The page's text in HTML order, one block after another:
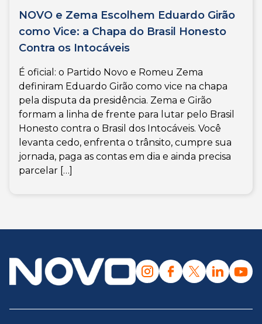
NOVO e Zema Escolhem Eduardo Girão
como Vice: a Chapa do Brasil Honesto
Contra os Intocáveis
É oficial: o Partido Novo e Romeu Zema
definiram Eduardo Girão como vice na chapa
pela disputa da presidência. Zema e Girão
formam a linha de frente para lutar pelo Brasil
Honesto contra o Brasil dos Intocáveis. Você
levanta cedo, enfrenta o trânsito, cumpre sua
jornada, paga as contas em dia e ainda precisa
parcelar […]